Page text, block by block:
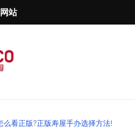
站
么看正版?正版寿屋手办选择方法!